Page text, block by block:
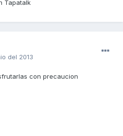
Tapatalk
del 2013
con precaucion